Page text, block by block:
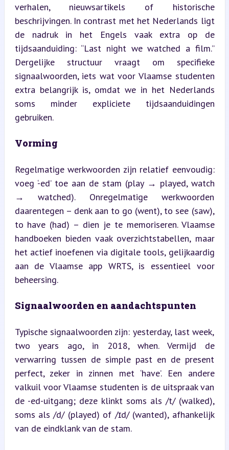
verhalen, nieuwsartikels of historische
beschrijvingen. In contrast met het Nederlands ligt
de nadruk in het Engels vaak extra op de
tijdsaanduiding: “Last night we watched a film.”
Dergelijke structuur vraagt om specifieke
signaalwoorden, iets wat voor Vlaamse studenten
extra belangrijk is, omdat we in het Nederlands
soms minder expliciete tijdsaanduidingen
gebruiken.
Vorming
Regelmatige werkwoorden zijn relatief eenvoudig:
voeg ‘-ed’ toe aan de stam (play → played, watch
→ watched). Onregelmatige werkwoorden
daarentegen – denk aan to go (went), to see (saw),
to have (had) – dien je te memoriseren. Vlaamse
handboeken bieden vaak overzichtstabellen, maar
het actief inoefenen via digitale tools, gelijkaardig
aan de Vlaamse app WRTS, is essentieel voor
beheersing.
Signaalwoorden en aandachtspunten
Typische signaalwoorden zijn: yesterday, last week,
two years ago, in 2018, when. Vermijd de
verwarring tussen de simple past en de present
perfect, zeker in zinnen met ‘have’. Een andere
valkuil voor Vlaamse studenten is de uitspraak van
de -ed-uitgang; deze klinkt soms als /t/ (walked),
soms als /d/ (played) of /ɪd/ (wanted), afhankelijk
van de eindklank van de stam.